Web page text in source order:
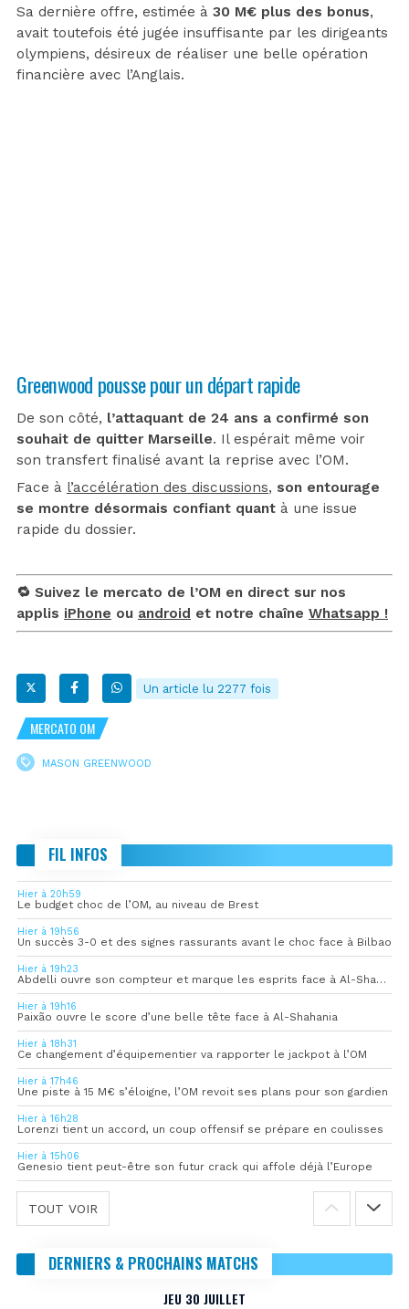
Sa dernière offre, estimée à 30 M€ plus des bonus,
avait toutefois été jugée insuffisante par les dirigeants
olympiens, désireux de réaliser une belle opération
financière avec l’Anglais.
Greenwood pousse pour un départ rapide
De son côté, l’attaquant de 24 ans a confirmé son
souhait de quitter Marseille. Il espérait même voir
son transfert finalisé avant la reprise avec l’OM.
Face à l’accélération des discussions, son entourage
se montre désormais confiant quant à une issue
rapide du dossier.
🔁 Suivez le mercato de l’OM en direct sur nos
applis iPhone ou android et notre chaîne Whatsapp !
Un article lu 2277 fois
MERCATO OM
MASON GREENWOOD
FIL INFOS
Hier à 20h59
Le budget choc de l’OM, au niveau de Brest
Hier à 19h56
Un succès 3-0 et des signes rassurants avant le choc face à Bilbao
Hier à 19h23
Abdelli ouvre son compteur et marque les esprits face à Al-Shahania
Hier à 19h16
Paixão ouvre le score d’une belle tête face à Al-Shahania
Hier à 18h31
Ce changement d’équipementier va rapporter le jackpot à l’OM
Hier à 17h46
Une piste à 15 M€ s’éloigne, l’OM revoit ses plans pour son gardien
Hier à 16h28
Lorenzi tient un accord, un coup offensif se prépare en coulisses
Hier à 15h06
Genesio tient peut-être son futur crack qui affole déjà l’Europe
TOUT VOIR
DERNIERS & PROCHAINS MATCHS
JEU 30 JUILLET